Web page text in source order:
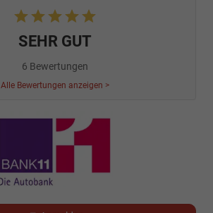
SEHR GUT
6 Bewertungen
Alle Bewertungen anzeigen >